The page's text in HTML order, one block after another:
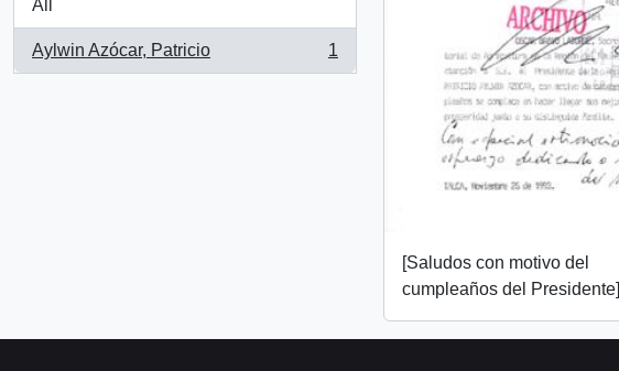
All
Aylwin Azócar, Patricio
, 1 results
1
[Saludos con motivo del
cumpleaños del Presidente]